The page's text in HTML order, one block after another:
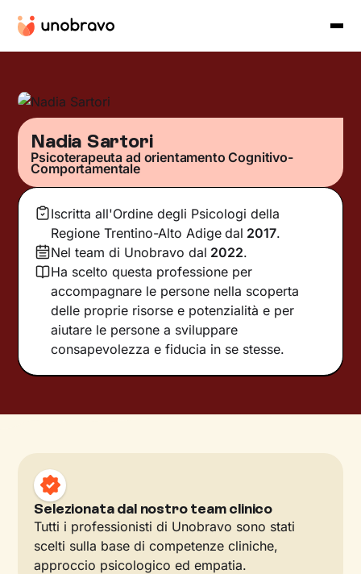
Nadia Sartori
Psicoterapeuta ad orientamento Cognitivo-
Comportamentale
Iscritta all'Ordine degli Psicologi della
Regione Trentino-Alto Adige dal 2017.
Nel team di Unobravo dal 2022.
Ha scelto questa professione per
accompagnare le persone nella scoperta
delle proprie risorse e potenzialità e per
aiutare le persone a sviluppare
consapevolezza e fiducia in se stesse.
Selezionata dal nostro team clinico
Tutti i professionisti di Unobravo sono stati
scelti sulla base di competenze cliniche,
approccio psicologico ed empatia.